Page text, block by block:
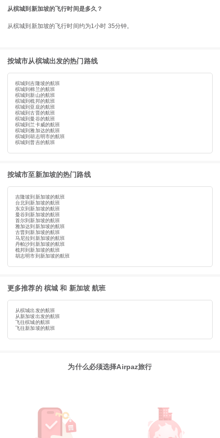
从槟城到新加坡的飞行时间是多久？
从槟城到新加坡的飞行时间约为1小时 35分钟。
按城市从槟城出发的热门路线
槟城到吉隆坡的航班
槟城到棉兰的航班
槟城到新山的航班
槟城到梳邦的航班
槟城到亚庇的航班
槟城到古晋的航班
槟城到曼谷的航班
槟城到兰卡威的航班
槟城到雅加达的航班
槟城到胡志明市的航班
槟城到普吉的航班
按城市至新加坡的热门路线
吉隆坡到新加坡的航班
台北到新加坡的航班
东京到新加坡的航班
曼谷到新加坡的航班
首尔到新加坡的航班
雅加达到新加坡的航班
古晋到新加坡的航班
马尼拉到新加坡的航班
丹帕沙到新加坡的航班
梳邦到新加坡的航班
胡志明市到新加坡的航班
更多推荐的 槟城 和 新加坡 航班
从槟城出发的航班
从新加坡出发的航班
飞往槟城的航班
飞往新加坡的航班
为什么必须选择Airpaz旅行